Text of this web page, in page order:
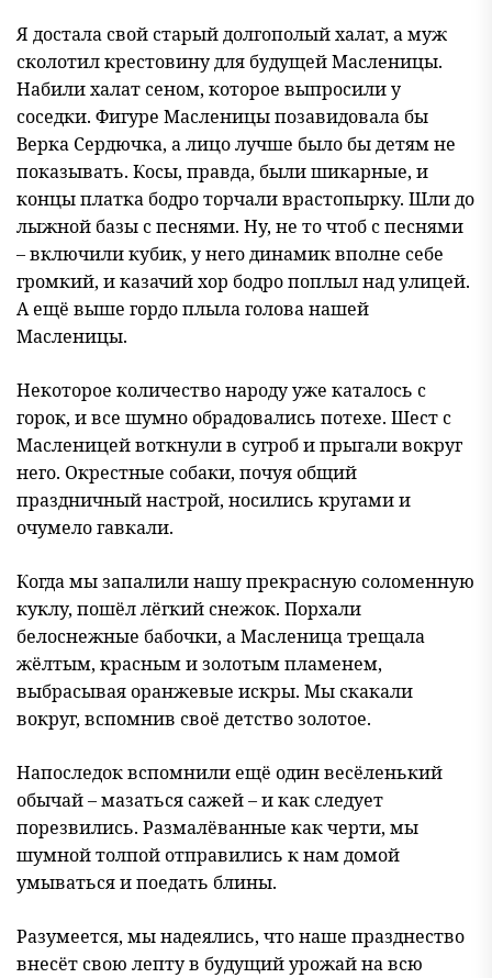
Я достала свой старый долгополый халат, а муж
сколотил крестовину для будущей Масленицы.
Набили халат сеном, которое выпросили у
соседки. Фигуре Масленицы позавидовала бы
Верка Сердючка, а лицо лучше было бы детям не
показывать. Косы, правда, были шикарные, и
концы платка бодро торчали врастопырку. Шли до
лыжной базы с песнями. Ну, не то чтоб с песнями
– включили кубик, у него динамик вполне себе
громкий, и казачий хор бодро поплыл над улицей.
А ещё выше гордо плыла голова нашей
Масленицы.
Некоторое количество народу уже каталось с
горок, и все шумно обрадовались потехе. Шест с
Масленицей воткнули в сугроб и прыгали вокруг
него. Окрестные собаки, почуя общий
праздничный настрой, носились кругами и
очумело гавкали.
Когда мы запалили нашу прекрасную соломенную
куклу, пошёл лёгкий снежок. Порхали
белоснежные бабочки, а Масленица трещала
жёлтым, красным и золотым пламенем,
выбрасывая оранжевые искры. Мы скакали
вокруг, вспомнив своё детство золотое.
Напоследок вспомнили ещё один весёленький
обычай – мазаться сажей – и как следует
порезвились. Размалёванные как черти, мы
шумной толпой отправились к нам домой
умываться и поедать блины.
Разумеется, мы надеялись, что наше празднество
внесёт свою лепту в будущий урожай на всю